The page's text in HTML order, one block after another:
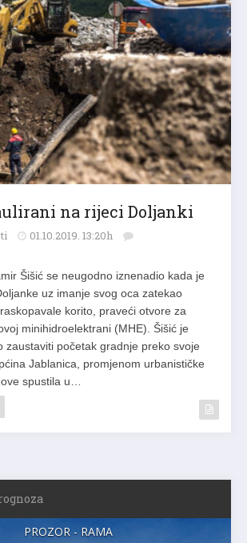
na rijeci Doljanki
01.10.2019. 13:20h
Šišić se neugodno iznenadio kada je
uz imanje svog oca zatekao
korito, praveći otvore za
minihidroelektrani (MHE). Šišić je
zaustaviti početak gradnje preko svoje
Jablanica, promjenom urbanističke
spustila u…
PROZOR - RAMA